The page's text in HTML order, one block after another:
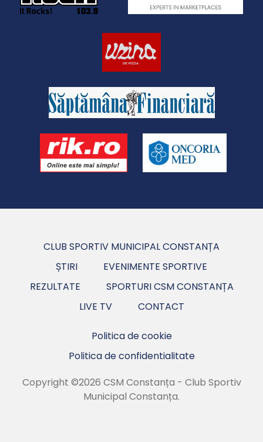
CLUB SPORTIV MUNICIPAL CONSTANȚA
ȘTIRI
EVENIMENTE SPORTIVE
REZULTATE
SPORTURI CSM CONSTANȚA
LIVE TV
CONTACT
Politica de cookie
Politica de confidentialitate
Copyright ©2026 CSM Constanța - Club Sportiv
Municipal Constanța.